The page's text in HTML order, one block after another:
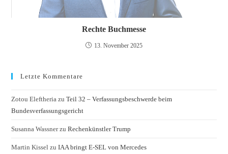
Rechte Buchmesse
13. November 2025
Letzte Kommentare
Zotou Eleftheria zuTeil 32 – Verfassungsbeschwerde beim
Bundesverfassungsgericht
Susanna WassnerzuRechenkünstler Trump
Martin Kissel zuIAA bringt E-SEL von Mercedes